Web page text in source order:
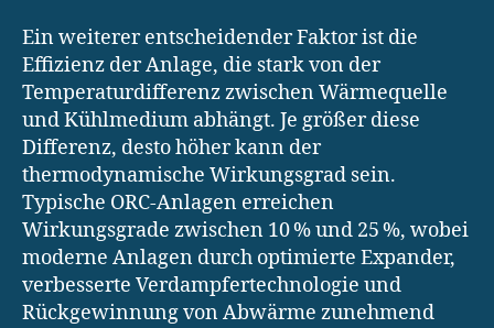
Ein weiterer entscheidender Faktor ist die
Effizienz der Anlage, die stark von der
Temperaturdifferenz zwischen Wärmequelle
und Kühlmedium abhängt. Je größer diese
Differenz, desto höher kann der
thermodynamische Wirkungsgrad sein.
Typische ORC-Anlagen erreichen
Wirkungsgrade zwischen 10 % und 25 %, wobei
moderne Anlagen durch optimierte Expander,
verbesserte Verdampfertechnologie und
Rückgewinnung von Abwärme zunehmend